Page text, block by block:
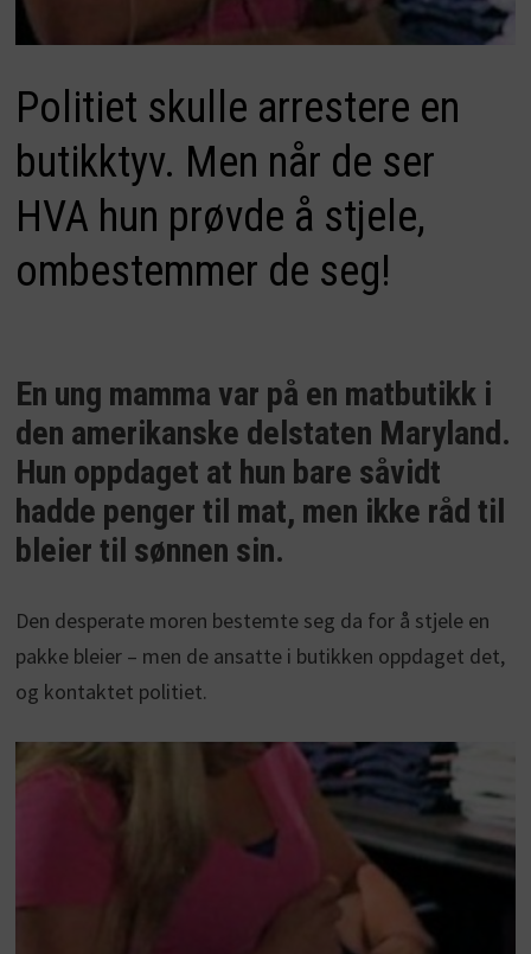
Politiet skulle arrestere en
butikktyv. Men når de ser
HVA hun prøvde å stjele,
ombestemmer de seg!
En ung mamma var på en matbutikk i
den amerikanske delstaten Maryland.
Hun oppdaget at hun bare såvidt
hadde penger til mat, men ikke råd til
bleier til sønnen sin.
Den desperate moren bestemte seg da for å stjele en
pakke bleier – men de ansatte i butikken oppdaget det,
og kontaktet politiet.